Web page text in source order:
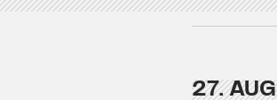
27. AUG